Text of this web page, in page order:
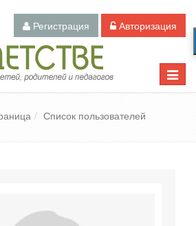
Регистрация Авторизация
Toggle
«О детстве»
Список пользователей